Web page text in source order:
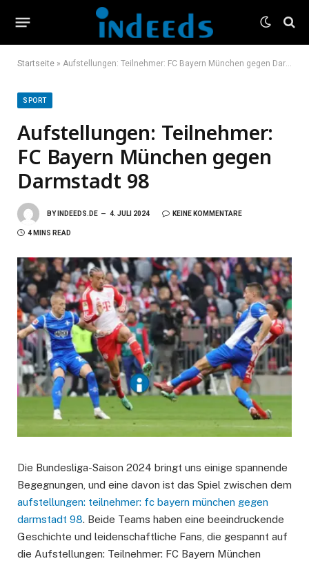
Startseite » Aufstellungen: Teilnehmer: FC Bayern München gegen Darmstadt 98
SPORT
Aufstellungen: Teilnehmer:
FC Bayern München gegen
Darmstadt 98
BY INDEEDS.DE 4. JULI 2024 KEINE KOMMENTARE
4 MINS READ
Die Bundesliga-Saison 2024 bringt uns einige spannende
Begegnungen, und eine davon ist das Spiel zwischen dem
aufstellungen: teilnehmer: fc bayern münchen gegen
darmstadt 98. Beide Teams haben eine beeindruckende
Geschichte und leidenschaftliche Fans, die gespannt auf
die Aufstellungen: Teilnehmer: FC Bayern München